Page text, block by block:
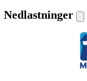
Nedlastninger